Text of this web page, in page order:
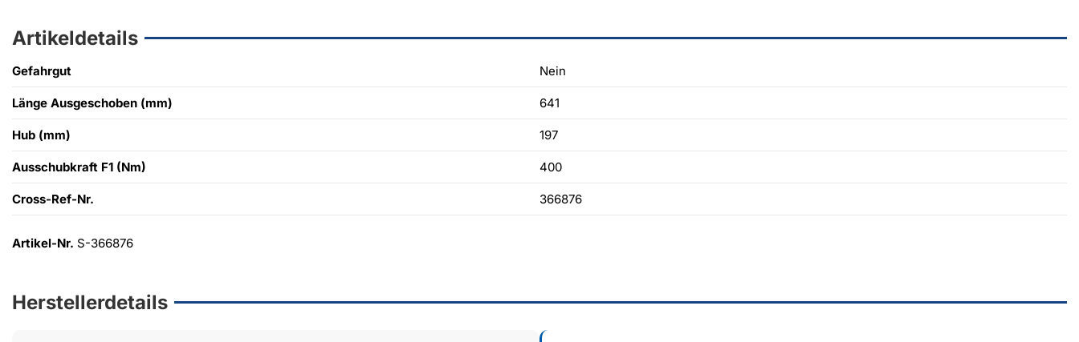
Artikeldetails
Gefahrgut Nein
Länge Ausgeschoben (mm) 641
Hub (mm) 197
Ausschubkraft F1 (Nm) 400
Cross-Ref-Nr. 366876
Artikel-Nr. S-366876
Herstellerdetails